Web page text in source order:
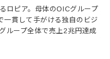
ロピア。母体のOICグループ
一貫して手がける独自のビジ
ループ全体で売上2兆円達成